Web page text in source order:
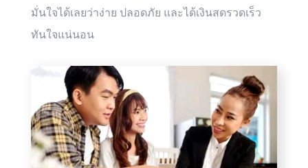
มั่นใจได้เลยว่าง่าย ปลอดภัย และได้เงินสดรวดเร็ว
ทันใจแน่นอน